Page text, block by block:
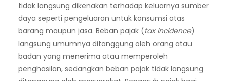
tidak langsung dikenakan terhadap keluarnya sumber
daya seperti pengeluaran untuk konsumsi atas
barang maupun jasa. Beban pajak (tax incidence)
langsung umumnya ditanggung oleh orang atau
badan yang menerima atau memperoleh
penghasilan, sedangkan beban pajak tidak langsung